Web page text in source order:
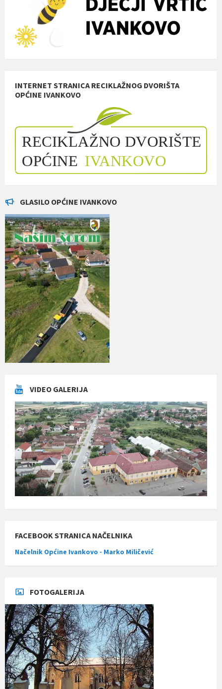
INTERNET STRANICA RECIKLAŽNOG DVORIŠTA
OPĆINE IVANKOVO
GLASILO OPĆINE IVANKOVO
VIDEO GALERIJA
FACEBOOK STRANICA NAČELNIKA
Načelnik Općine Ivankovo - Marko Miličević
FOTOGALERIJA